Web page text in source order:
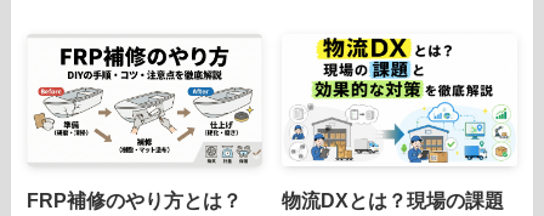
FRP補修のやり方とは？
物流DXとは？現場の課題